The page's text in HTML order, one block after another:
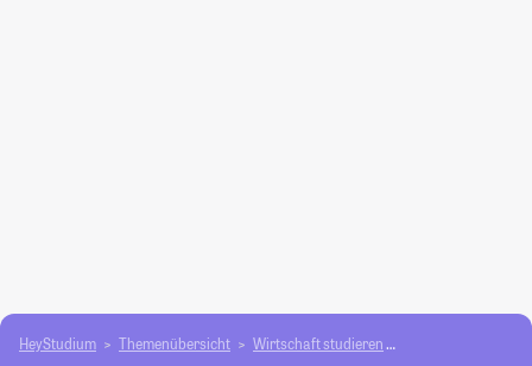
HeyStudium Themenübersicht Wirtschaft studieren